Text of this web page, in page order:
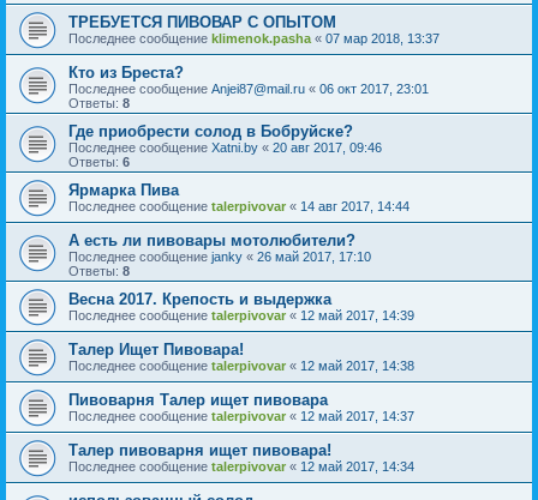
ТРЕБУЕТСЯ ПИВОВАР С ОПЫТОМ
Последнее сообщение klimenok.pasha « 07 мар 2018, 13:37
Кто из Бреста?
Последнее сообщение Anjei87@mail.ru « 06 окт 2017, 23:01
Ответы: 8
Где приобрести солод в Бобруйске?
Последнее сообщение Xatni.by « 20 авг 2017, 09:46
Ответы: 6
Ярмарка Пива
Последнее сообщение talerpivovar « 14 авг 2017, 14:44
А есть ли пивовары мотолюбители?
Последнее сообщение janky « 26 май 2017, 17:10
Ответы: 8
Весна 2017. Крепость и выдержка
Последнее сообщение talerpivovar « 12 май 2017, 14:39
Талер Ищет Пивовара!
Последнее сообщение talerpivovar « 12 май 2017, 14:38
Пивоварня Талер ищет пивовара
Последнее сообщение talerpivovar « 12 май 2017, 14:37
Талер пивоварня ищет пивовара!
Последнее сообщение talerpivovar « 12 май 2017, 14:34